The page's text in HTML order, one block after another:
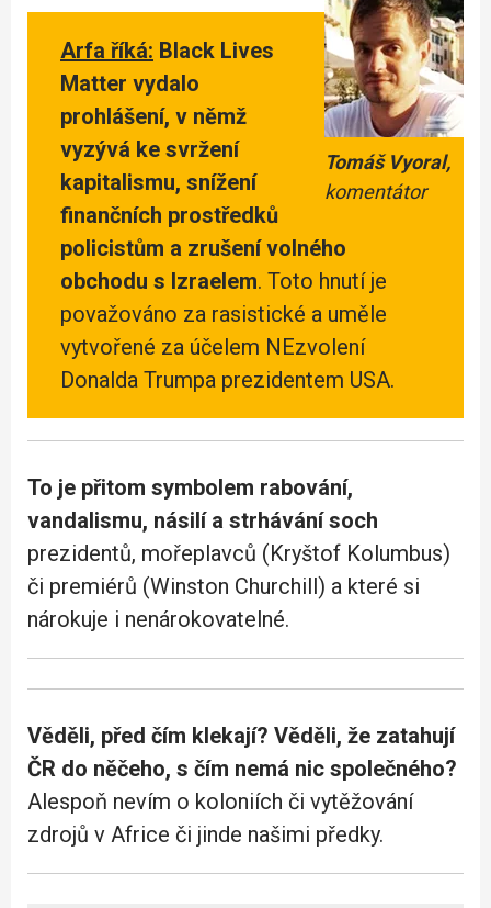
Tomáš Vyoral,
komentátor
Arfa říká: Black Lives
Matter vydalo
prohlášení, v němž
vyzývá ke svržení
kapitalismu, snížení
finančních prostředků
policistům a zrušení volného
obchodu s Izraelem. Toto hnutí je
považováno za rasistické a uměle
vytvořené za účelem NEzvolení
Donalda Trumpa prezidentem USA.
To je přitom symbolem rabování,
vandalismu, násilí a strhávání soch
prezidentů, mořeplavců (Kryštof Kolumbus)
či premiérů (Winston Churchill) a které si
nárokuje i nenárokovatelné.
Věděli, před čím klekají? Věděli, že zatahují
ČR do něčeho, s čím nemá nic společného?
Alespoň nevím o koloniích či vytěžování
zdrojů v Africe či jinde našimi předky.